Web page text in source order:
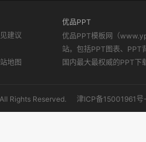
建议
地图
优品PPT
优品PPT模板网（
站。包括PPT图表、PPT
国内最大最权威的PPT下
Rights Reserved. 津ICP备15001961号